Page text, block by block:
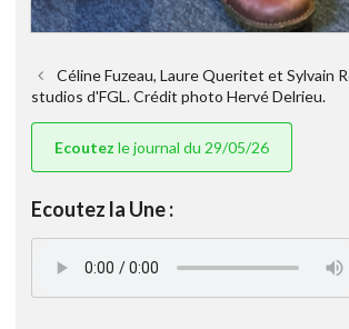
Céline Fuzeau, Laure Queritet et Sylvain
studios d'FGL. Crédit photo Hervé Delrieu.
Ecoutez le journal du 29/05/26
Ecoutez la Une :